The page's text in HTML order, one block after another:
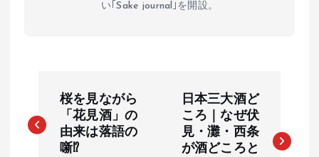
い｢Sake journal｣を開設。
稿
ナ
桜を見ながら
「花見酒」の
由来は落語の
噺⁉︎
日本三大酒ど
ころ｜なぜ伏
見・灘・西条
が酒どころと